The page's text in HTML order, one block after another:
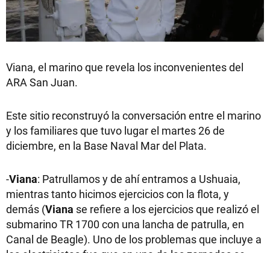
Viana, el marino que revela los inconvenientes del
ARA San Juan.
Este sitio reconstruyó la conversación entre el marino
y los familiares que tuvo lugar el martes 26 de
diciembre, en la Base Naval Mar del Plata.
-Viana: Patrullamos y de ahí entramos a Ushuaia,
mientras tanto hicimos ejercicios con la flota, y
demás (Viana se refiere a los ejercicios que realizó el
submarino TR 1700 con una lancha de patrulla, en
Canal de Beagle). Uno de los problemas que incluye a